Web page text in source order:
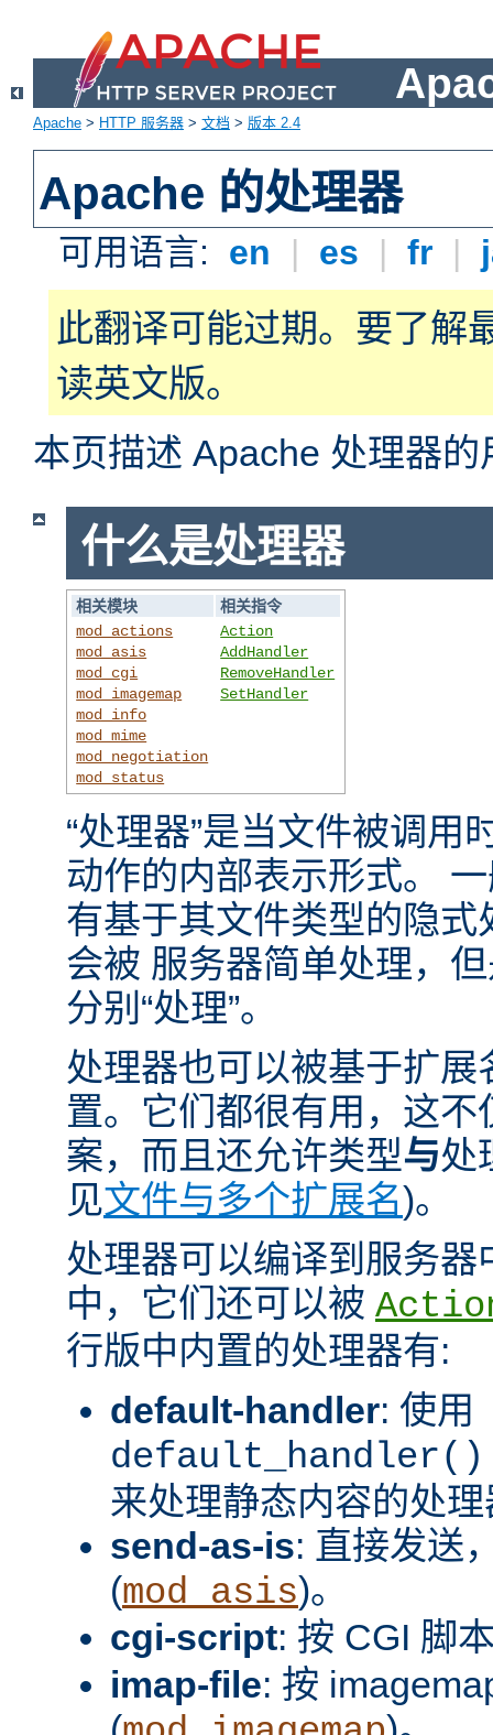
Apache > HTTP 服务器 > 文档 > 版本 2.4
Apache 的处理器
可用语言: en | es | fr |
此翻译可能过期。要了解
读英文版。
本页描述 Apache 处理器的
什么是处理器
相关模块
相关指令
mod_actions
mod_asis
mod_cgi
mod_imagemap
mod_info
mod_mime
mod_negotiation
mod_status
Action
AddHandler
RemoveHandler
SetHandler
“处理器”是当文件被调用
动作的内部表示形式。
有基于其文件类型的隐
会被 服务器简单处理，
分别“处理”。
处理器也可以被基于扩
置。它们都很有用，这
案，而且还允许类型与处
见文件与多个扩展名)。
处理器可以编译到服务
中，它们还可以被
行版中内置的处理器有:
default-handler: 使用
default_handler()
来处理静态内容的处
send-as-is: 直接发送
(mod_asis)。
cgi-script: 按 CGI 脚
imap-file: 按